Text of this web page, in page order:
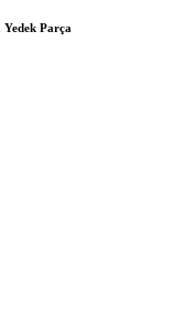
Parça